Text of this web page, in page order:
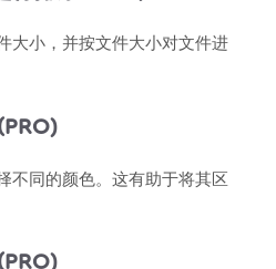
大小，并按文件大小对文件进
不同的颜色。这有助于将其区